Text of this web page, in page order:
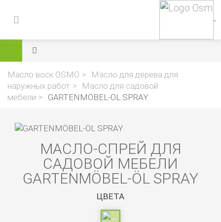
Масло воск OSMO
Масло для дерева для
наружных работ
Масло для садовой
мебели
GARTENMÖBEL-ÖL SPRAY
МАСЛО-СПРЕЙ ДЛЯ
САДОВОЙ МЕБЕЛИ
GARTENMÖBEL-ÖL SPRAY
ЦВЕТА